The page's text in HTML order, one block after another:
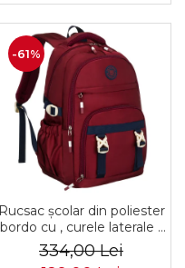
-61%
Rucsac școlar din poliester
bordo cu , curele laterale -
Peterson PTR-PTN 8594-
1402 BORDO
334,00 Lei